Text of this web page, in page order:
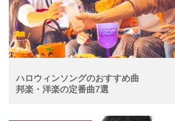
ハロウィンソングのおすすめ曲
邦楽・洋楽の定番曲7選